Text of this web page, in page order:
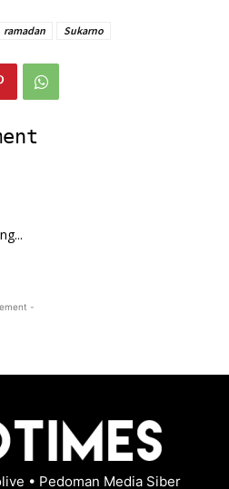
ramadan Sukarno
-
• Pedoman Media Siber